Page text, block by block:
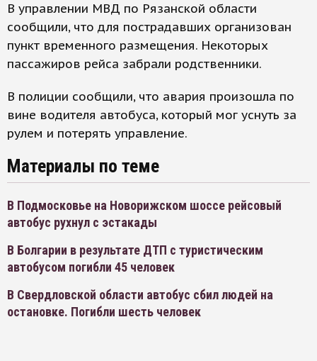
В управлении МВД по Рязанской области
сообщили, что для пострадавших организован
пункт временного размещения. Некоторых
пассажиров рейса забрали родственники.
В полиции сообщили, что авария произошла по
вине водителя автобуса, который мог уснуть за
рулем и потерять управление.
Материалы по теме
В Подмосковье на Новорижском шоссе рейсовый
автобус рухнул с эстакады
В Болгарии в результате ДТП с туристическим
автобусом погибли 45 человек
В Свердловской области автобус сбил людей на
остановке. Погибли шесть человек